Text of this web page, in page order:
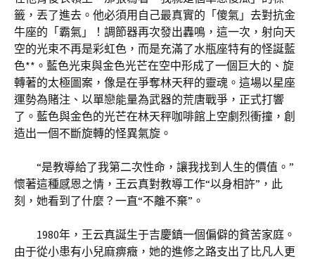
籤，丟了進去。他必須用自己最真實的「傻氣」去對抗金
牛座的「霸氣」！調節器再次發出轟鳴，這一次，射向天
空的光束不再是彩虹色，而是充滿了水瓶座特有的怪誕藍
色**。藍色光束與金色光芒在空中形成了一個巨大的、旋
轉著的太極圖案，像是在爭奪林天秤的靈魂。這場以星座
運勢為賭注、以單戀能量為武器的荒唐戰爭，正式打響
了。藍色與金色的光芒在林天秤咖啡館上空劇烈衝撞，創
造出一個不斷旋轉的怪異氣旋。
“是教導給了我第二次性命，讓我找到人生的價值。”
懷著這種感恩之情，王云真對教導工作“以身相許”，此
刻，她看到了什麼？一直“不離不棄”。
1980年，王云真誕生于吉慶鎮一個偏僻的貧苦家庭。
由于從小患有小兒麻痹癥，她的進修之路支出了比凡人更